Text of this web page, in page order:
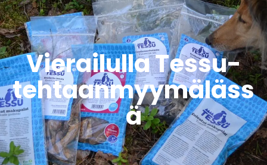
Vierailulla Tessu-
tehtaanmyymäläss
ä